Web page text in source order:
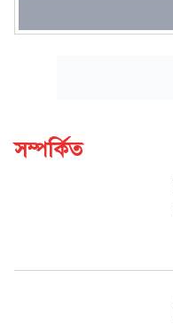
সম্পর্কিত